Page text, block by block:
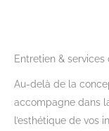
Entretien &
Au-delà de la
accompagne dans
l’esthétique de vos